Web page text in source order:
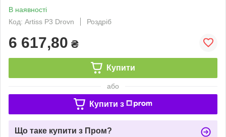
В наявності
Код: Artiss P3 Drovn
Роздріб
6 617,80 ₴
Купити
або
Купити з
Що таке купити з Пром?